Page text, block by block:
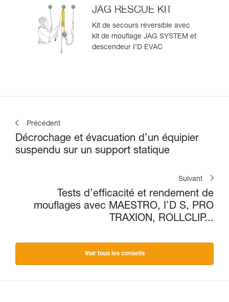
JAG RESCUE KIT
Kit de secours réversible avec
kit de mouflage JAG SYSTEM et
descendeur I’D EVAC
Précédent
Décrochage et évacuation d’un équipier
suspendu sur un support statique
Suivant
Tests d’efficacité et rendement de
mouflages avec MAESTRO, I’D S, PRO
TRAXION, ROLLCLIP...
Voir tous les conseils